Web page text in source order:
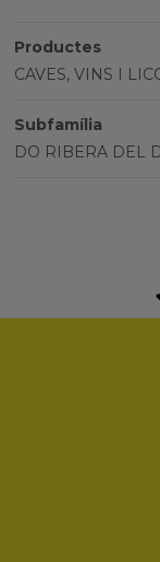
Productes
CAVES, VINS I
Subfamília
DO RIBERA DEL